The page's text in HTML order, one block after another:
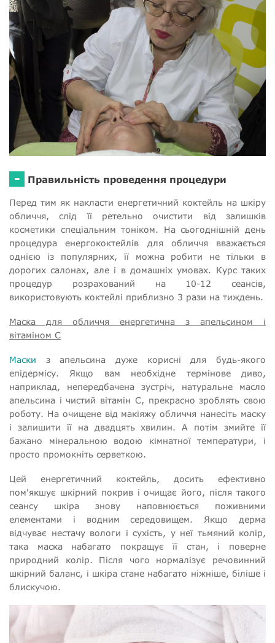
- Правильність проведення процедури
Перед тим як накласти енергетичний коктейль на шкіру
обличчя, слід її ретельно очистити від залишків
косметики спеціальним тоніком. На сьогоднішній день
процедура енергококтейлів для обличчя вважається
однією із популярних, її можна робити не тільки в
дорогих салонах, але і в домашніх умовах. Курс таких
процедур розрахований на 10-12 сеансів,
використовують коктейлі приблизно 3 рази на тиждень.
Маска для обличчя енергетична з апельсином і
вітаміном С
Маски з апельсина дуже корисні для будь-якого
епідермісу. Якщо вам необхідне термінове диво,
наприклад, непередбачена зустріч, натуральне масло
апельсина і чистий вітамін С, прекрасно зроблять свою
роботу. На очищене від макіяжу обличчя нанесіть маску
і залишити її на двадцять хвилин. А потім змийте її
бажано мінеральною водою кімнатної температури, і
просто промокніть серветкою.
Цей енергетичний коктейль, досить ефективно
пом'якшує шкірний покрив і очищає його, після такого
сеансу шкіра знову наповнюється поживними
елементами і водним середовищем. Якщо дерма
відчуває нестачу вологи і сухість, у неї тьмяний колір,
така маска набагато покращує її стан, і поверне
природний колір. Після чого нормалізує речовинний
шкірний баланс, і шкіра стане набагато ніжніше, біліше і
блискучою.